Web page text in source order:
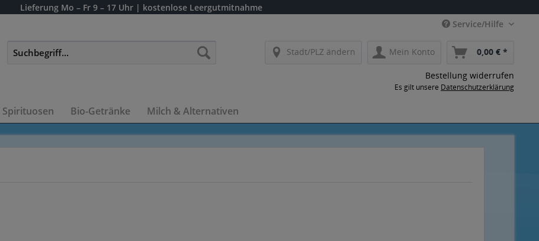
Lieferung Mo – Fr 9 – 17 Uhr | kostenlose Leergutmitnahme
Service/Hilfe
Stadt/PLZ ändern Mein Konto 0,00 € *
Bestellung widerrufen
Es gilt unsere Datenschutzerklärung
Spirituosen Bio-Getränke Milch & Alternativen